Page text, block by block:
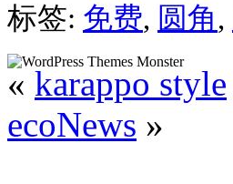
标签: 免费, 圆角,
« karappo style
ecoNews »